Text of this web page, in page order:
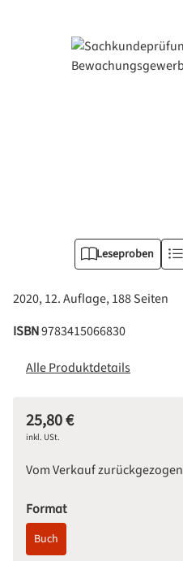
Bildergalerie überspringen
Leseproben
2020, 12. Auflage, 188 Seiten
ISBN9783415066830
Alle Produktdetails
Regulärer Preis:
25,80 €
inkl. USt.
Vom Verkauf zurückgezogen
Formatauswählen
Buch